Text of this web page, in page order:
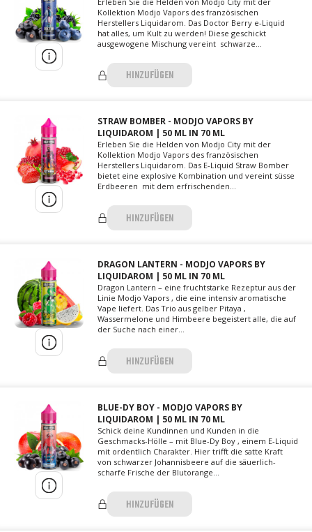
Kollektion Modjo Vapors des französischen
Herstellers Liquidarom. Das Doctor Berry e-Liquid
hat alles, um Kult zu werden! Diese geschickt
ausgewogene Mischung vereint schwarze...
HINZUFÜGEN
STRAW BOMBER - MODJO VAPORS BY
LIQUIDAROM | 50 ML IN 70 ML
Erleben Sie die Helden von Modjo City mit der
Kollektion Modjo Vapors des französischen
Herstellers Liquidarom. Das E-Liquid Straw Bomber
bietet eine explosive Kombination und vereint süsse
Erdbeeren mit dem erfrischenden...
HINZUFÜGEN
DRAGON LANTERN - MODJO VAPORS BY
LIQUIDAROM | 50 ML IN 70 ML
Dragon Lantern – eine fruchtstarke Rezeptur aus der
Linie Modjo Vapors , die eine intensiv aromatische
Vape liefert. Das Trio aus gelber Pitaya ,
Wassermelone und Himbeere begeistert alle, die auf
der Suche nach einer...
HINZUFÜGEN
BLUE-DY BOY - MODJO VAPORS BY
LIQUIDAROM | 50 ML IN 70 ML
Schick deine Kundinnen und Kunden in die
Geschmacks-Hölle – mit Blue-Dy Boy , einem E-Liquid
mit ordentlich Charakter. Hier trifft die satte Kraft
von schwarzer Johannisbeere auf die säuerlich-
scharfe Frische der Blutorange...
HINZUFÜGEN